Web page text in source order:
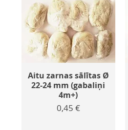
Aitu zarnas sālītas Ø
22-24 mm (gabaliņi
4m+)
Cena
0,45 €